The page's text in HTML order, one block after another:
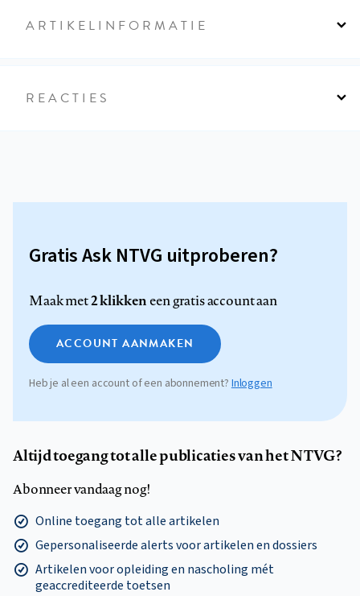
ARTIKELINFORMATIE
REACTIES
Gratis Ask NTVG uitproberen?
Maak met2 klikkeneen gratis account aan
ACCOUNT AANMAKEN
Heb je al een account of een abonnement?Inloggen
Altijd toegang tot alle publicaties van het NTVG?
Abonneer vandaag nog!
Online toegang tot alle artikelen
Gepersonaliseerde alerts voor artikelen en dossiers
Artikelen voor opleiding en nascholing mét
geaccrediteerde toetsen